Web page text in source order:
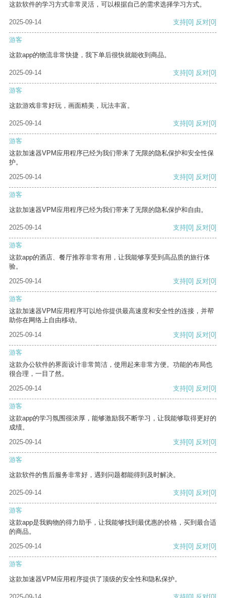
这款软件的学习方式非常灵活，可以根据自己的需求选择学习方式。
2025-09-14 支持[0] 反对[0]
游客
这款app的物流非常快捷，我下单后很快就能收到商品。
2025-09-14 支持[0] 反对[0]
游客
这款游戏非常好玩，画面精美，玩法丰富。
2025-09-14 支持[0] 反对[0]
游客
这款加速器VPM应用程序已经为我们带来了无限的隐私保护和安全性保
护。
2025-09-14
支持[0] 反对[0]
游客
这款加速器VPM应用程序已经为我们带来了无限的隐私保护和自由。
2025-09-14 支持[0] 反对[0]
游客
这款app的酒店、餐厅推荐非常有用，让我能够享受到高品质的旅行体
验。
2025-09-14
支持[0] 反对[0]
游客
这款加速器VPM应用程序可以给你提供最高速度和安全性的连接，并帮
助你在网络上自由移动。
2025-09-14
支持[0] 反对[0]
游客
这款办公软件的界面设计非常简洁，使用起来非常方便。功能的布局也
很合理，一目了然。
2025-09-14
支持[0] 反对[0]
游客
这款app的学习氛围很浓厚，能够激励我不断学习，让我能够取得更好的
成绩。
2025-09-14
支持[0] 反对[0]
游客
这款软件的售后服务非常好，遇到问题都能得到及时解决。
2025-09-14 支持[0] 反对[0]
游客
这款app是我购物的得力助手，让我能够找到最优惠的价格，买到最合适
的商品。
2025-09-14
支持[0] 反对[0]
游客
这款加速器VPM应用程序提供了顶级的安全性和隐私保护。